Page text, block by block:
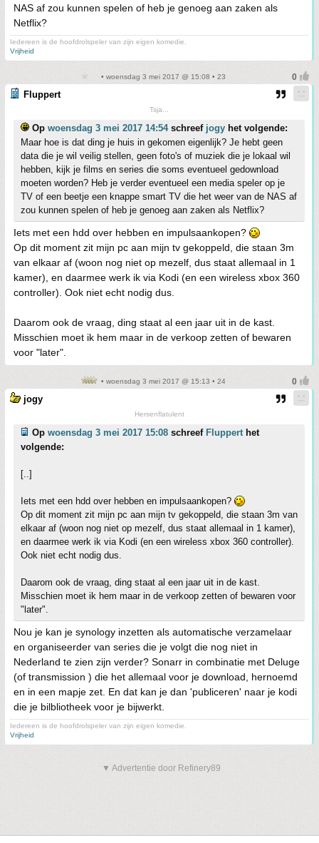
NAS af zou kunnen spelen of heb je genoeg aan zaken als
Netflix?
Iedereen is de hoofdrolspeler van zijn eigen komedie.
Vrijheid
• woensdag 3 mei 2017 @ 15:08 • 23
Fluppert
Tsja...
Op woensdag 3 mei 2017 14:54schreef jogy het volgende:
Maar hoe is dat ding je huis in gekomen eigenlijk? Je hebt geen
data die je wil veilig stellen, geen foto's of muziek die je lokaal wil
hebben, kijk je films en series die soms eventueel gedownload
moeten worden? Heb je verder eventueel een media speler op je
TV of een beetje een knappe smart TV die het weer van de NAS af
zou kunnen spelen of heb je genoeg aan zaken als Netflix?
Iets met een hdd over hebben en impulsaankopen?
Op dit moment zit mijn pc aan mijn tv gekoppeld, die staan 3m
van elkaar af (woon nog niet op mezelf, dus staat allemaal in 1
kamer), en daarmee werk ik via Kodi (en een wireless xbox 360
controller). Ook niet echt nodig dus.
Daarom ook de vraag, ding staat al een jaar uit in de kast.
Misschien moet ik hem maar in de verkoop zetten of bewaren
voor "later".
• woensdag 3 mei 2017 @ 15:13 • 24
jogy
Hersenflatulent
Op woensdag 3 mei 2017 15:08 schreef Flupperthet
volgende:
[..]
Iets met een hdd over hebben en impulsaankopen?
Op dit moment zit mijn pc aan mijn tv gekoppeld, die staan 3m van
elkaar af (woon nog niet op mezelf, dus staat allemaal in 1 kamer),
en daarmee werk ik via Kodi (en een wireless xbox 360 controller).
Ook niet echt nodig dus.
Daarom ook de vraag, ding staat al een jaar uit in de kast.
Misschien moet ik hem maar in de verkoop zetten of bewaren voor
"later".
Nou je kan je synology inzetten als automatische verzamelaar
en organiseerder van series die je volgt die nog niet in
Nederland te zien zijn verder? Sonarr in combinatie met Deluge
(of transmission ) die het allemaal voor je download, hernoemd
en in een mapje zet. En dat kan je dan 'publiceren' naar je kodi
die je bilbliotheek voor je bijwerkt.
Iedereen is de hoofdrolspeler van zijn eigen komedie.
Vrijheid
▼ Advertentie door Refinery89